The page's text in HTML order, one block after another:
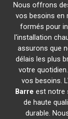
Nous offrons
vos besoins en
formés pour
l'installation
assurons que
délais les plus
votre
vos besoins.
Barre est notre
de haute
durable.